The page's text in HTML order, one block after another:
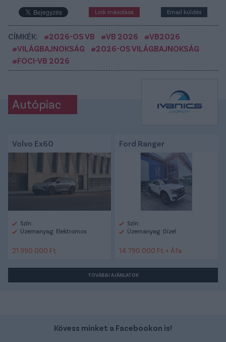
Link másolása Email küldés
CÍMKÉK: #2026-OS VB #VB 2026
#VB2026
#VILÁGBAJNOKSÁG
#2026-OS VILÁGBAJNOKSÁG
#FOCI-VB 2026
Autópiac
Volvo Ex60
Szín:
Üzemanyag: Elektromos
21 990 000 Ft
Ford Ranger
Szín:
Üzemanyag: Dízel
14 790 000 Ft + Áfa
TOVÁBBI AJÁNLATOK
Kövess minket a Facebookon is!